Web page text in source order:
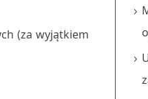
(za wyjątkiem